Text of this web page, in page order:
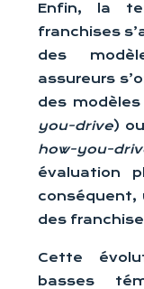
Enfin, la
franchises
des
assureurs
des
you-drive)
how-you-
évaluation
conséquent,
des
Cette
basses